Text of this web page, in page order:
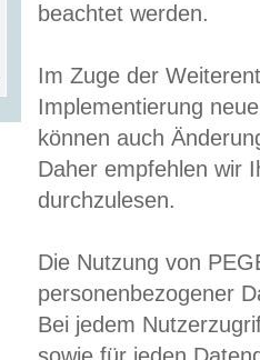
beachtet werden.
Im Zuge der
Implementierung
können auch
Daher empfehlen wir
durchzulesen.
Die Nutzung von
personenbezogener
Bei jedem